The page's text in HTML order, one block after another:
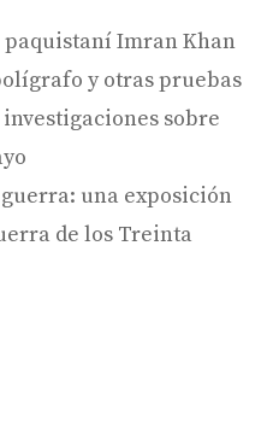
Imran Khan
y otras pruebas
sobre
una exposición
de los Treinta